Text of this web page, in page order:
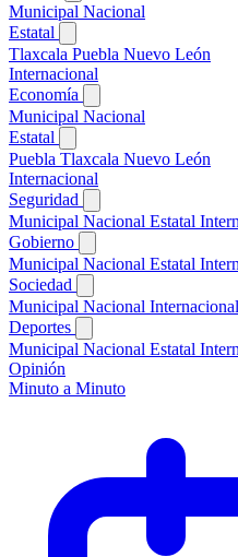
Municipal Nacional
Estatal
Tlaxcala Puebla Nuevo León
Internacional
Economía
Municipal Nacional
Estatal
Puebla Tlaxcala Nuevo León
Internacional
Seguridad
Municipal Nacional Estatal
Gobierno
Municipal Nacional Estatal
Sociedad
Municipal Nacional Internacional
Deportes
Municipal Nacional Estatal
Opinión
Minuto a Minuto